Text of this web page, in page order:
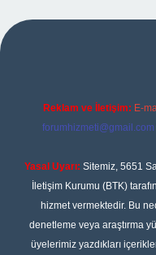
yeni giriş adresi
Reklam ve İletişim: E-
forumhizmeti@gmail.com
Yasal Uyarı: Sitemiz, 5651
İletişim Kurumu (BTK)
hizmet vermektedir. Bu
denetleme veya araştırma
üyelerimiz yazdıkları